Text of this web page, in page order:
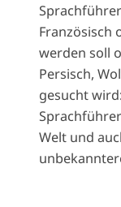
Französisch
werden soll
Persisch,
gesucht
Welt und